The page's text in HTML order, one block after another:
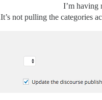
I’m having
It’s not pulling the categories